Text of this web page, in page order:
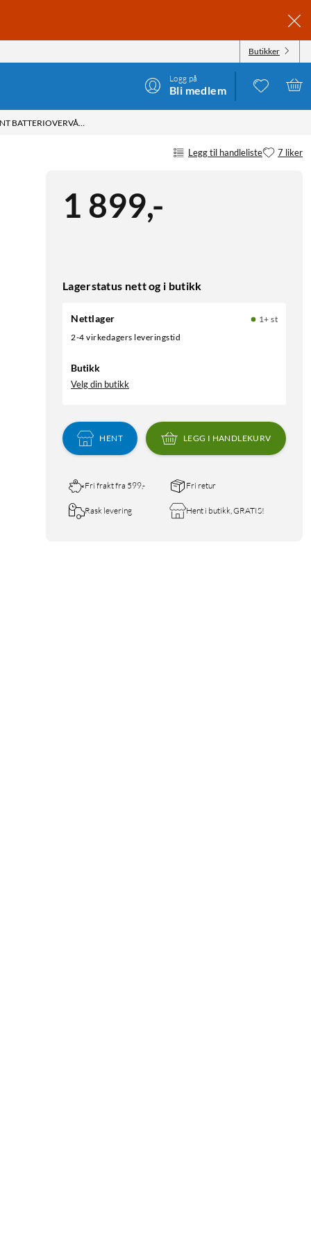
Butikker
Logg på
Bli medlem
VICTRON ENERGY SMARTSHUNT BATTERIOVERVÅKER 500 A
Legg til handleliste 7 liker
1 899,-
Lagerstatus nett og i butikk
Nettlager
1+ st
2-4 virkedagers leveringstid
Butikk
Velg din butikk
HENT LEGG I HANDLEKURV
Fri frakt fra 599,- Fri retur
Rask levering Hent i butikk, GRATIS!